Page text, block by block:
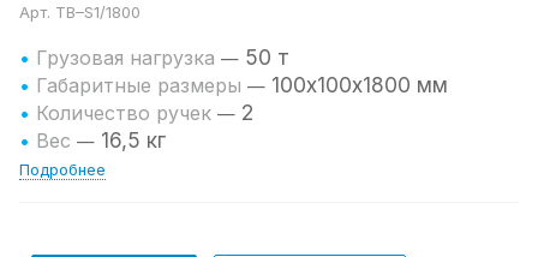
Арт. TB–S1/1800
• Грузовая нагрузка — 50 т
• Габаритные размеры — 100х100х1800 мм
• Количество ручек — 2
• Вес — 16,5 кг
Подробнее